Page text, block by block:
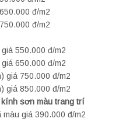
đ/m2
đ/m2
550.000 đ/m2
650.000 đ/m2
giá 750.000 đ/m2
giá 850.000 đ/m2
sơn màu trang trí
giá 390.000 đ/m2